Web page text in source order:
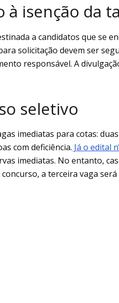
isenção da
a candidatos que se
solicitação devem ser
responsável. A
seletivo
imediatas para cotas:
com deficiência. Já o edital
imediatas. No entanto,
a terceira vaga